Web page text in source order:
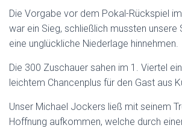
Die Vorgabe vor dem Pokal-Rückspiel
war ein Sieg, schließlich mussten unsere
eine unglückliche Niederlage hinnehmen.
Die 300 Zuschauer sahen im 1. Viertel
leichtem Chancenplus für den Gast aus
Unser Michael Jockers ließ mit seinem
Hoffnung aufkommen, welche durch